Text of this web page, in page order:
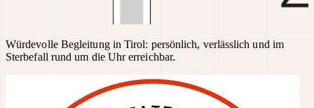
Würdevolle Begleitung in Tirol: persönlich, verlässlich und im
Sterbefall rund um die Uhr erreichbar.